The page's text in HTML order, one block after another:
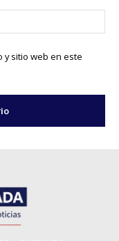
y sitio web en este